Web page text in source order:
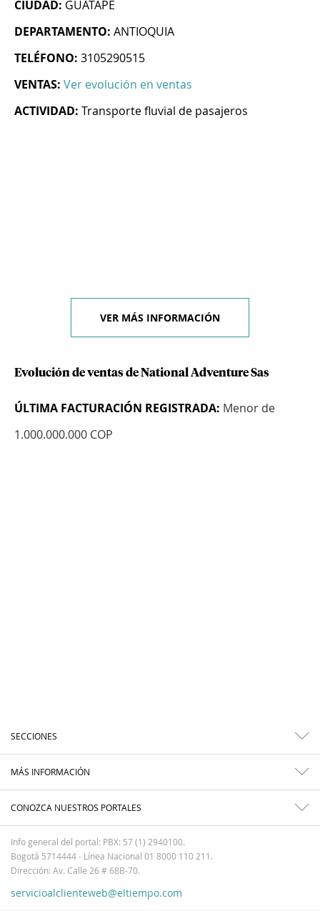
CIUDAD: GUATAPE
DEPARTAMENTO: ANTIOQUIA
TELÉFONO: 3105290515
VENTAS: Ver evolución en ventas
ACTIVIDAD: Transporte fluvial de pasajeros
VER MÁS INFORMACIÓN
Evolución de ventas de National Adventure Sas
ÚLTIMA FACTURACIÓN REGISTRADA: Menor de
1.000.000.000 COP
SECCIONES
MÁS INFORMACIÓN
CONOZCA NUESTROS PORTALES
Info general del portal: PBX: 57 (1) 2940100.
Bogotá 5714444 - Línea Nacional 01 8000 110 211.
Dirección: Av. Calle 26 # 68B-70.
servicioalclienteweb@eltiempo.com